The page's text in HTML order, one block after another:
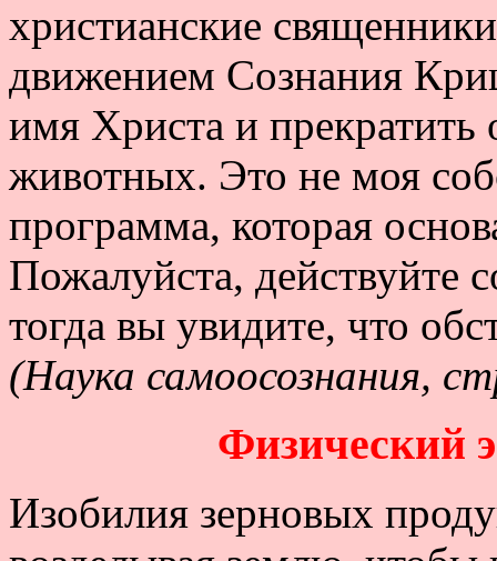
христианские
движением Сознания
имя Христа и прекратить
животных. Это не моя
программа, которая
Пожалуйста, действуйте
тогда вы увидите, что
(Наука самоосознания,
Физический
Изобилия зерновых